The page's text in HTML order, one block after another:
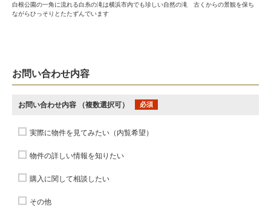
白根公園の一角に流れる白糸の滝は横浜市内でも珍しい自然の滝 古くからの景観を保ち
ながらひっそりとたたずんでいます
お問い合わせ内容
お問い合わせ内容 （複数選択可） 必須
実際に物件を見てみたい（内覧希望）
物件の詳しい情報を知りたい
購入に関して相談したい
その他